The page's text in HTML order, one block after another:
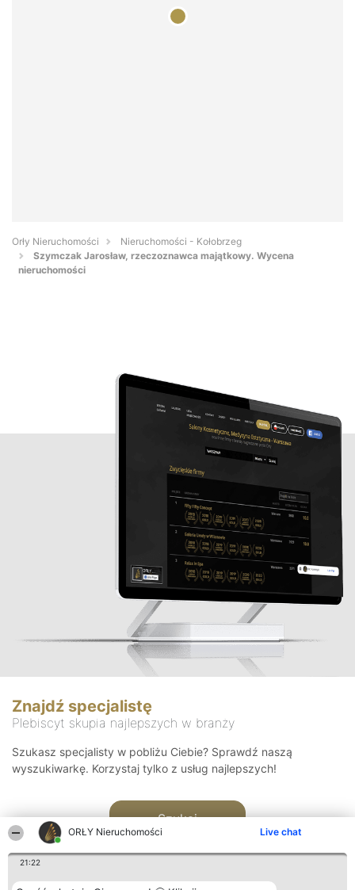
ORŁY Nieruchomości Live chat
21:22
Orły Nieruchomości
Nieruchomości - Kołobrzeg
Szymczak Jarosław, rzeczoznawca majątkowy. Wycena
nieruchomości
Znajdź specjalistę
Plebiscyt skupia najlepszych w branży
Szukasz specjalisty w pobliżu Ciebie? Sprawdź naszą
wyszukiwarkę. Korzystaj tylko z usług najlepszych!
Szukaj